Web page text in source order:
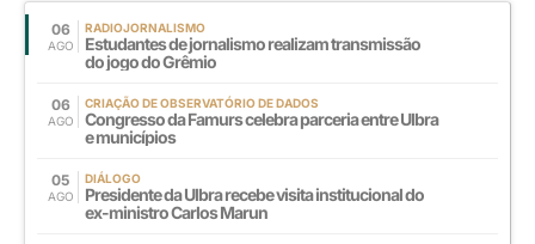
06
AGO
RADIOJORNALISMO
Estudantes de jornalismo realizam transmissão
do jogo do Grêmio
06
AGO
CRIAÇÃO DE OBSERVATÓRIO DE DADOS
Congresso da Famurs celebra parceria entre Ulbra
e municípios
05
AGO
DIÁLOGO
Presidente da Ulbra recebe visita institucional do
ex-ministro Carlos Marun